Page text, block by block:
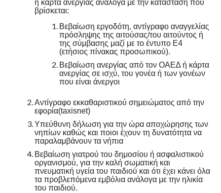
ή κάρτα ανεργίας ανάλογα με την κατάσταση που
βρίσκεται:
Βεβαίωση εργοδότη, αντίγραφο αναγγελίας
πρόσληψης της αιτούσας/του αιτούντος ή
της σύμβασης μαζί με το έντυπο Ε4
(ετήσιος πίνακας προσωπικού).
Βεβαίωση ανεργίας από τον ΟΑΕΔ ή κάρτα
ανεργίας σε ισχύ, του γονέα ή των γονέων
που είναι άνεργοι
Αντίγραφο εκκαθαριστικού σημειώματος από την
εφορία(taxisnet)
Υπεύθυνη δήλωση για την ώρα αποχώρησης των
νηπίων καθώς και ποιοι έχουν τη δυνατότητα να
παραλαμβάνουν τα νήπια
Βεβαίωση γιατρού του δημοσίου ή ασφαλιστικού
οργανισμού, για την καλή σωματική και
πνευματική υγεία του παιδιού και ότι έχει κάνει όλα
τα προβλεπόμενα εμβόλια ανάλογα με την ηλικία
του παιδιού.